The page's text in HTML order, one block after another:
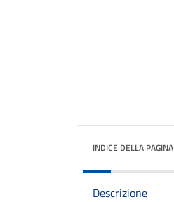
INDICE DELLA PAGINA
Descrizione